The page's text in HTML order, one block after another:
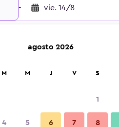
- vie. 14/8
más barata de precio por
agosto 2026
M M J V S
1
4 5 6 7 8